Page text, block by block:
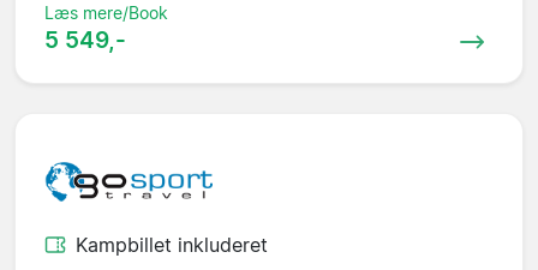
Læs mere/Book
5 549,-
Kampbillet inkluderet